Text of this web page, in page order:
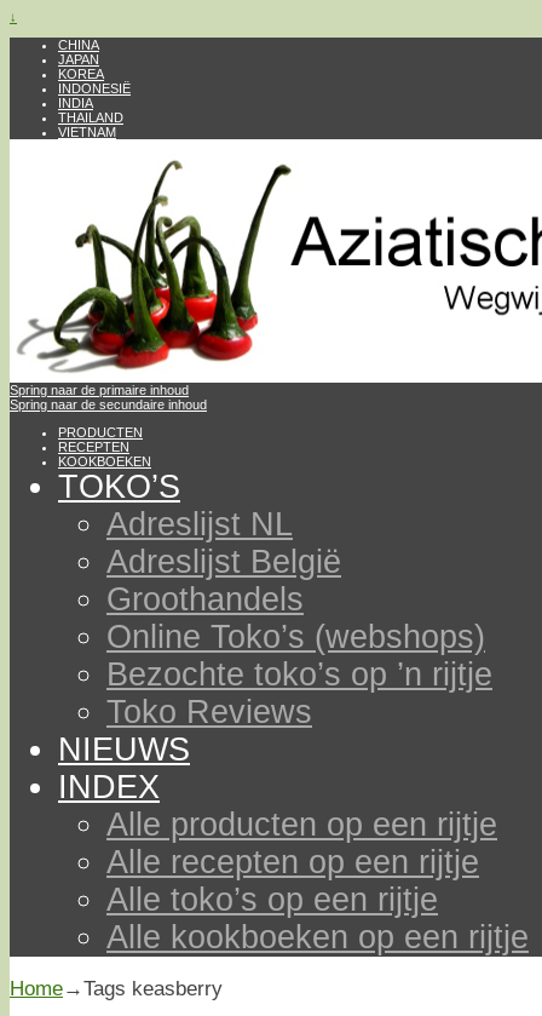
↓
CHINA
JAPAN
KOREA
INDONESIË
INDIA
THAILAND
VIETNAM
Spring naar de primaire inhoud
Spring naar de secundaire inhoud
PRODUCTEN
RECEPTEN
KOOKBOEKEN
TOKO’S
Adreslijst NL
Adreslijst België
Groothandels
Online Toko’s (webshops)
Bezochte toko’s op ’n rijtje
Toko Reviews
NIEUWS
INDEX
Alle producten op een rijtje
Alle recepten op een rijtje
Alle toko’s op een rijtje
Alle kookboeken op een rijtje
Home→Tags keasberry